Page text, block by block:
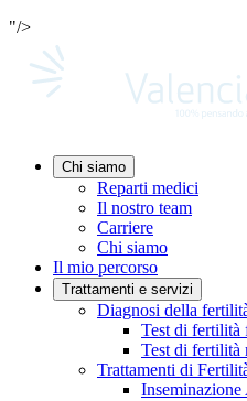
"/>
Chi siamo
Reparti medici
Il nostro team
Carriere
Chi siamo
Il mio percorso
Trattamenti e servizi
Diagnosi della
Test di fertilità
Test di fertilità
Trattamenti di